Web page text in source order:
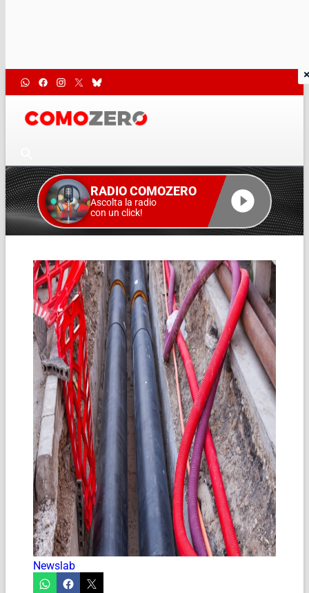
RADIO COMOZERO
Ascolta la radio
con un click!
Newslab